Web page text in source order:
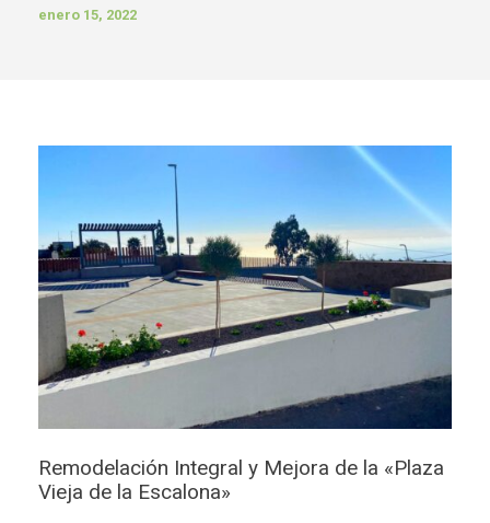
enero 15, 2022
Remodelación Integral y Mejora de la «Plaza
Vieja de la Escalona»